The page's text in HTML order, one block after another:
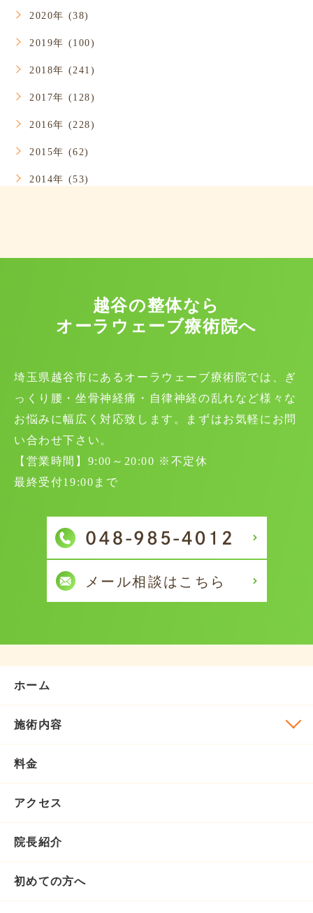
2020年 (38)
2019年 (100)
2018年 (241)
2017年 (128)
2016年 (228)
2015年 (62)
2014年 (53)
越谷の整体なら
オーラウェーブ療術院へ
埼玉県越谷市にあるオーラウェーブ療術院では、ぎ
っくり腰・坐骨神経痛・自律神経の乱れなど様々な
お悩みに幅広く対応致します。まずはお気軽にお問
い合わせ下さい。
【営業時間】9:00～20:00 ※不定休
最終受付19:00まで
ホーム
施術内容
料金
アクセス
院長紹介
初めての方へ